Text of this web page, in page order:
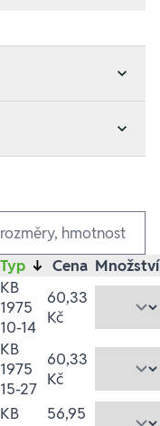
Typ ↓ Cena Množství
KB
1975
10-14
60,33
Kč
KB
1975
15-27
60,33
Kč
KB
56,95